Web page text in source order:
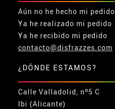
Aún no he hecho mi pedido
Ya he realizado mi pedido
Ya he recibido mi pedido
contacto@disfrazzes.com
¿DÓNDE ESTAMOS?
Calle Valladolid, nº5 C
Ibi (Alicante)